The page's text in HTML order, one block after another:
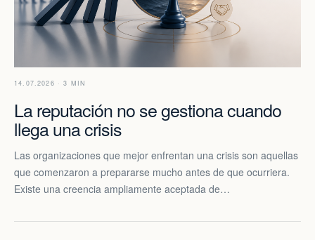
14.07.2026 · 3 MIN
La reputación no se gestiona cuando
llega una crisis
Las organizaciones que mejor enfrentan una crisis son aquellas
que comenzaron a prepararse mucho antes de que ocurriera.
Existe una creencia ampliamente aceptada de…